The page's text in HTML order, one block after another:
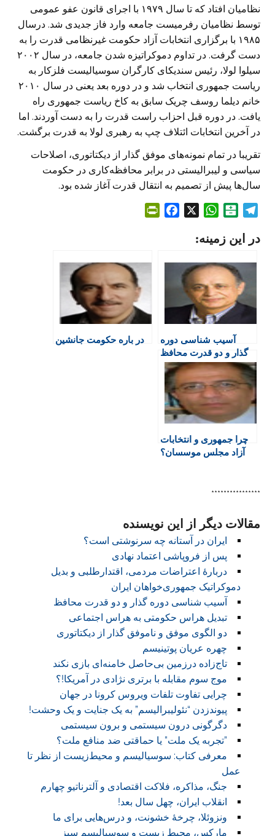
نظامیان افتاد که تا سال ۱۹۷۹ با اجرای قانون عفو عمومی
توسط نظامیان رفرمیست جامعه وارد فاز جدیدی شد. درسال
۱۹۸۵ با برگزاری انتخابات آزاد حکومت غیرنظامی قدرت را به
دست گرفت. در تداوم دموکراتیزه شدن جامعه، در سال ۲۰۰۲
سیلوا لولا، رئیس سندیکای کارگران سوسیالیست فلزکار به
ریاست جمهوری انتخاب شد و در دوره بعد یعنی در سال ۲۰۱۰
خانم دیلما روسف چریک سابق به کاخ ریاست جمهوری راه
یافت. در دوره قبل احزاب راست قدرت را به دست آوردند. اما
در آخرین انتخابات ائتلاف چپ به رهبری لولا به قدرت برگشت.
تقریبا در تمام نمونه‌های موفق گذار از دیکتاتوری، اصلاحات
سیاسی و لیبرالیستی در برابر محافظه‌کاری در حکومت
سال‌ها پیش از تصمیم به انتقال قدرت آغاز شده بود.
l
g
r
a
t
a
r
i
n
W
a
s
A
p
p
F
i
e
n
در این زمینه:
آسیب شناسی دوره
گذار و دو قدرت محافظ
در باره حکومت جانشین
چرا جمهوری و انتخابات
آزاد مجلس موسسان؟
****************
مقالات دیگر از این نویسنده
ایران در آستانه چه سرنوشتی است؟
پس از فروپاشی اعتماد نهادی
دربارهٔ اعتراضات مردمی، اقتدارطلبی و بدیل
دموکراتیک جمهوری‌خواهان ایران
آسیب شناسی دوره گذار و دو قدرت محافظ
تبدیل هراس حکومتی به هراس اجتماعی
دو الگوی موفق و ناموفق گذار از دیکتاتوری
چهره عریان پوتینیسم
تاج‌زاده درزمین بی‌حاصل خامنه‌ای بازی نکند
موج سوم مقابله با برتری نژادی در آمریکا!؟
چرایی تفاوت تلفات ویروس کرونا در جهان
پیوندزدن “نئولیبرالیسم” به یک جنایت و یک وحشت!
دگرگونی درون سیستمی و برون سیستمی
‏”تجربه یک ملت” یا حماقتی ضد منافع ملت؟
معرفی کتاب: سوسیالیسم و محیط‌زیست از نظر تا
عمل
جنگ، مذاکره، فلاکت اقتصادی و آلترناتیو چهارم
انقلاب ایران، چهل سال بعد!
ونزوئلا، چرخۀ خشونت، و درس‌هایی برای ما
مارکس، محیط زیست و سوسیالیسم سبز